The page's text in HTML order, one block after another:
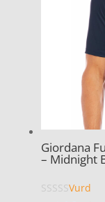
Giordana
– Midnight
Vurd